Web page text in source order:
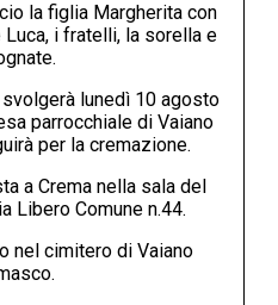
la figlia Margherita con
Luca, i fratelli, la sorella e
lunedì 10 agosto
parrocchiale di Vaiano
per la cremazione.
a Crema nella sala del
Libero Comune n.44.
nel cimitero di Vaiano